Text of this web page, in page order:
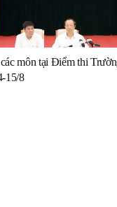
môn tại Điểm thi
15/8